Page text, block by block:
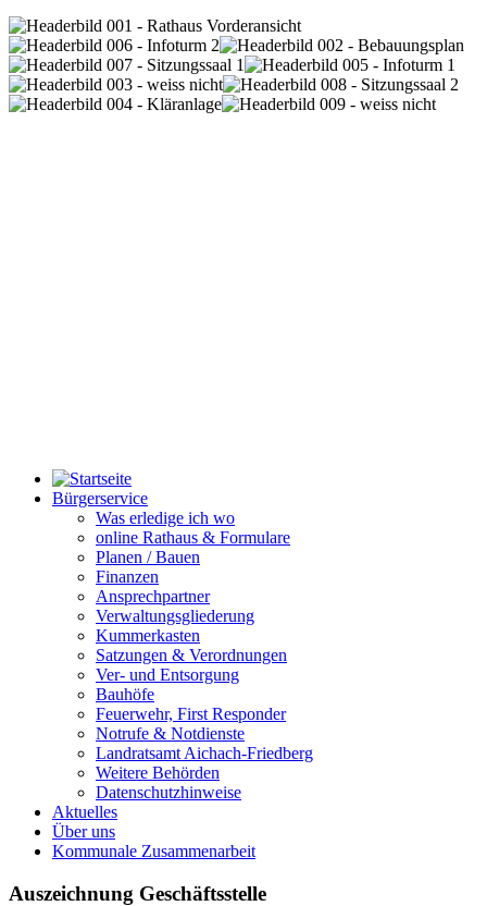
Bürgerservice
Was erledige ich wo
online Rathaus & Formulare
Planen / Bauen
Finanzen
Ansprechpartner
Verwaltungsgliederung
Kummerkasten
Satzungen & Verordnungen
Ver- und Entsorgung
Bauhöfe
Feuerwehr, First Responder
Notrufe & Notdienste
Landratsamt Aichach-Friedberg
Weitere Behörden
Datenschutzhinweise
Aktuelles
Über uns
Kommunale Zusammenarbeit
Auszeichnung Geschäftsstelle